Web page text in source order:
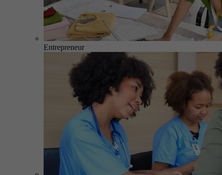
Entrepreneur